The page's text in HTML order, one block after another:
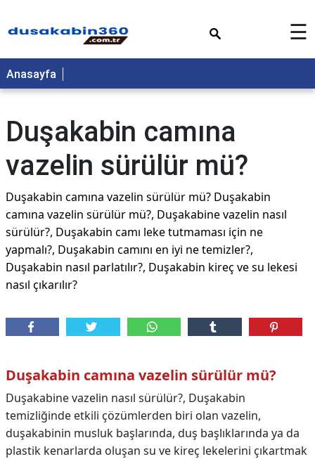
☰
Anasayfa
Duşakabin camına
vazelin sürülür mü?
Duşakabin camına vazelin sürülür mü? Duşakabin
camına vazelin sürülür mü?, Duşakabine vazelin nasıl
sürülür?, Duşakabin camı leke tutmaması için ne
yapmalı?, Duşakabin camını en iyi ne temizler?,
Duşakabin nasıl parlatılır?, Duşakabin kireç ve su lekesi
nasıl çıkarılır?
Duşakabin camına vazelin sürülür mü?
Duşakabine vazelin nasıl sürülür?, Duşakabin
temizliğinde etkili çözümlerden biri olan vazelin,
duşakabinin musluk başlarında, duş başlıklarında ya da
plastik kenarlarda oluşan su ve kireç lekelerini çıkartmak